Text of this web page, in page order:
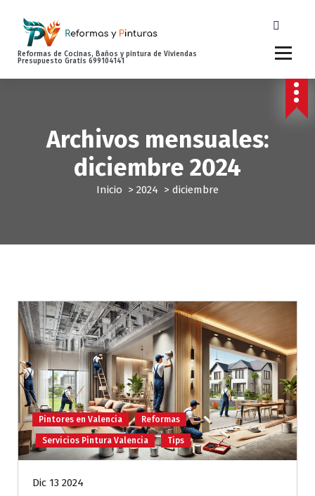
Reformas de Cocinas, Baños y pintura de Viviendas
Presupuesto Gratis 699104141
Archivos mensuales:
diciembre 2024
Inicio > 2024 > diciembre
Pintores en Valencia Reformas
Servicios Pintura Valencia Tips
Dic 13 2024